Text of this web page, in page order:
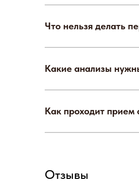
Что нельзя делать
Какие анализы
Как проходит прием
Отзывы